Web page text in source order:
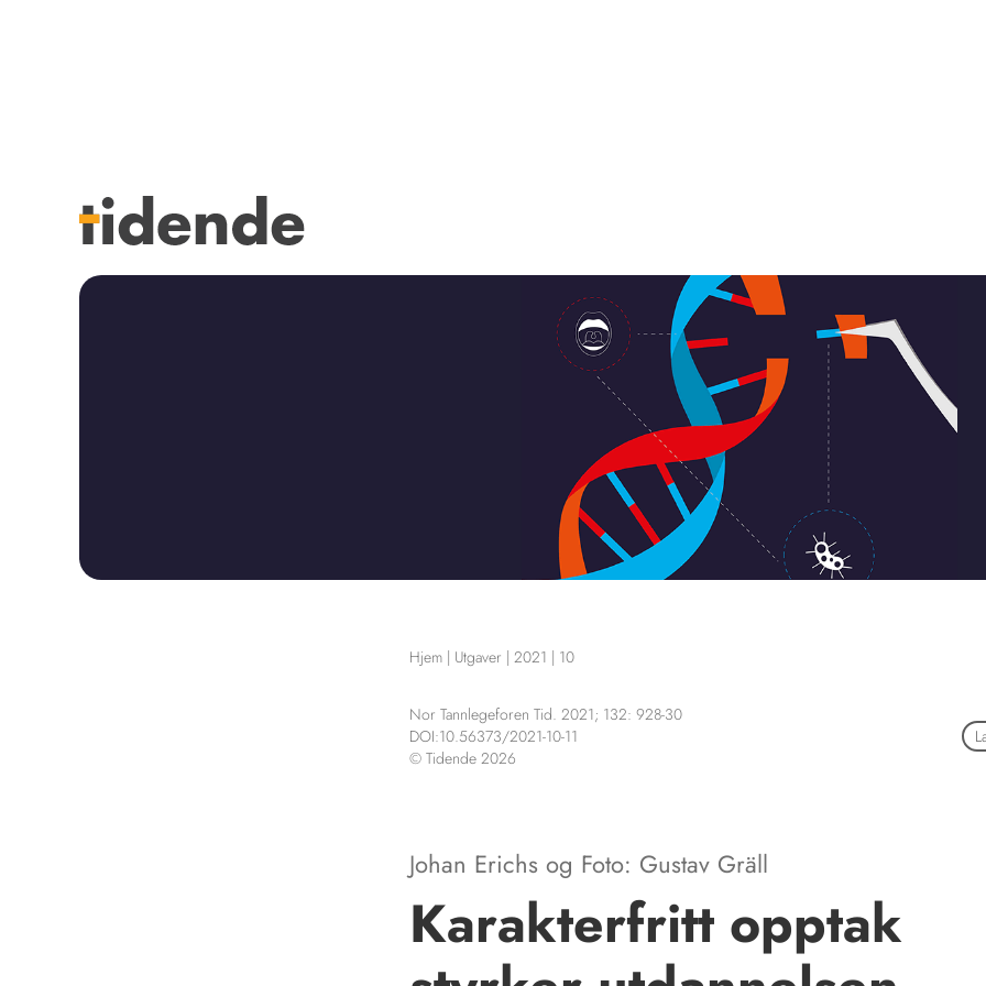
KURSKALENDER
KONTAKT
OM OSS
Hjem | Utgaver | 2021 | 10
Nor Tannlegeforen Tid. 2021; 132: 928-30
DOI:10.56373/2021-10-11
© Tidende 2026
Johan Erichs og Foto: Gustav Gräll
Karakterfritt opptak